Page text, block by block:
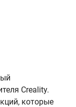
Creality.
которые